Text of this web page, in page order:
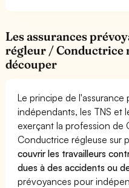
Les assurances
régleur / Conductrice
découper
Le principe de
indépendants, les TNS et
exerçant la profession de
Conductrice régleuse sur
couvrir les travailleurs
dues à des accidents ou
prévoyances pour